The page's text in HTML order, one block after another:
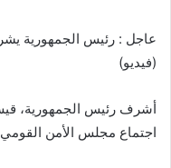
عاجل : رئيس الجمهورية
(فيديو)
أشرف رئيس الجمهورية،
اجتماع مجلس الأمن القومي